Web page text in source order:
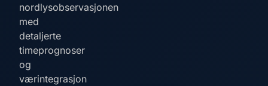
nordlysobservasjonen
med
detaljerte
timeprognoser
og
værintegrasjon